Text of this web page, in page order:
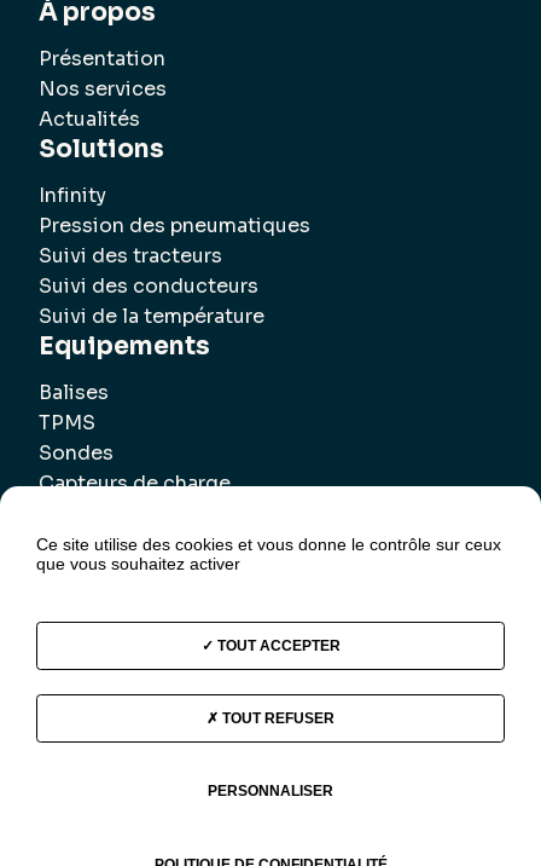
À propos
Présentation
Nos services
Actualités
Solutions
Infinity
Pression des pneumatiques
Suivi des tracteurs
Suivi des conducteurs
Suivi de la température
Equipements
Balises
TPMS
Sondes
Capteurs de charge
Nous suivre sur LinkedIn
Mentions légales Contact
Ce site utilise des cookies et vous donne le contrôle sur ceux
que vous souhaitez activer
TOUT ACCEPTER
TOUT REFUSER
PERSONNALISER